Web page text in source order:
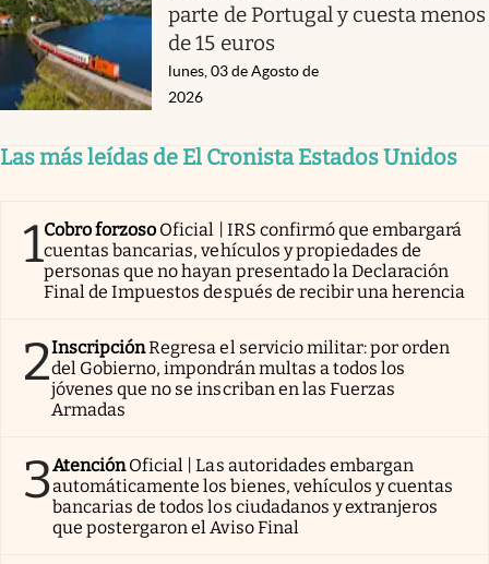
parte de Portugal y cuesta menos
de 15 euros
lunes, 03 de Agosto de
2026
Las más leídas de El Cronista Estados Unidos
1Cobro forzoso Oficial | IRS confirmó que embargará
cuentas bancarias, vehículos y propiedades de
personas que no hayan presentado la Declaración
Final de Impuestos después de recibir una herencia
2InscripciónRegresa el servicio militar: por orden
del Gobierno, impondrán multas a todos los
jóvenes que no se inscriban en las Fuerzas
Armadas
3AtenciónOficial | Las autoridades embargan
automáticamente los bienes, vehículos y cuentas
bancarias de todos los ciudadanos y extranjeros
que postergaron el Aviso Final